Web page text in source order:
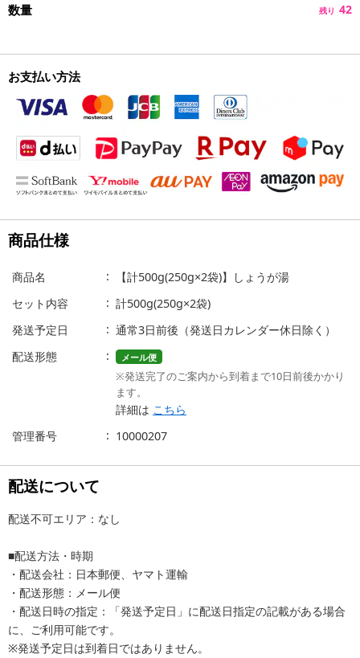
数量 残り 42
お支払い方法
商品仕様
商品名
【計500g(250g×2袋)】しょうが湯
セット内容
計500g(250g×2袋)
発送予定日
通常3日前後（発送日カレンダー休日除く）
配送形態
メール便
※発送完了のご案内から到着まで10日前後かかり
ます。
詳細は こちら
管理番号
10000207
配送について
配送不可エリア：なし
■配送方法・時期
・配送会社：日本郵便、ヤマト運輸
・配送形態：メール便
・配送日時の指定：「発送予定日」に配送日指定の記載がある場合
に、ご利用可能です。
※発送予定日は到着日ではありません。